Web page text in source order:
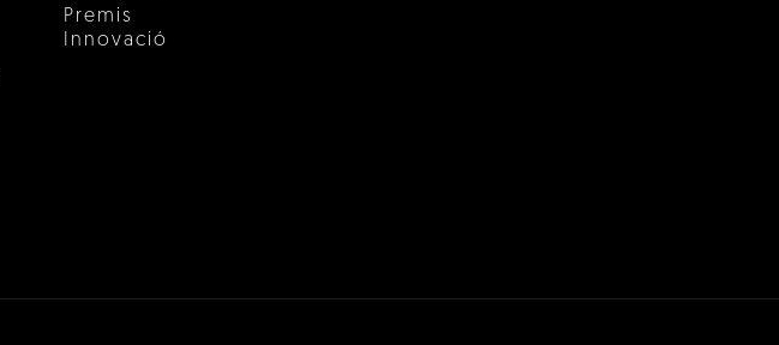
Premis
Innovació